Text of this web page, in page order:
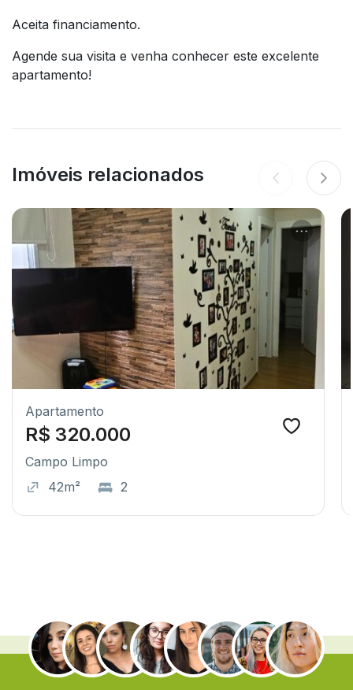
Aceita financiamento.
Agende sua visita e venha conhecer este excelente
apartamento!
Imóveis relacionados
Apartamento
R$ 320.000
Campo Limpo
42m²
2
.